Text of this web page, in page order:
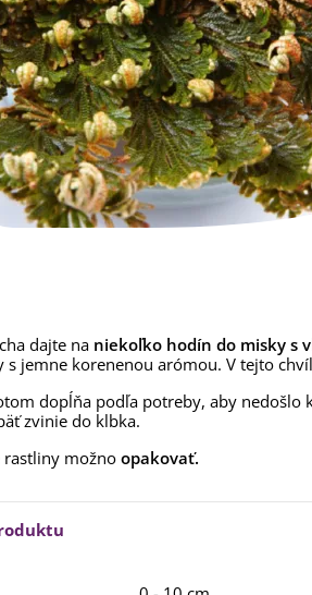
€
bylinky na malú
- výsevný disk...
€
neskorá Cidera -
€
Canova - Lilium -
dajte na niekoľko hodín do misky s
s jemne korenenou arómou. V tejto
dopĺňa podľa potreby, aby nedošlo
zvinie do klbka.
rastliny možno opakovať.